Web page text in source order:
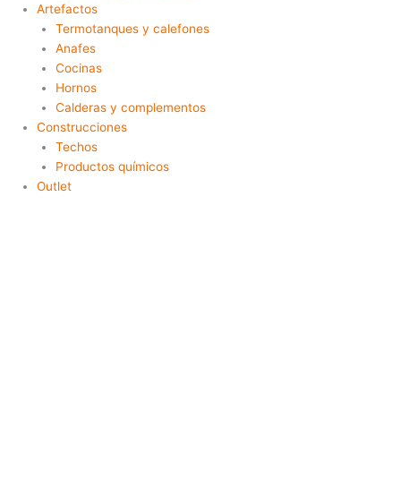
Artefactos
Termotanques y calefones
Anafes
Cocinas
Hornos
Calderas y complementos
Construcciones
Techos
Productos químicos
Outlet